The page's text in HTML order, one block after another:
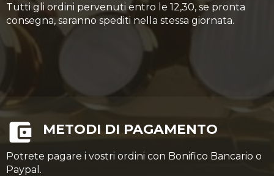
Tutti gli ordini pervenuti entro le 12,30, se pronta
consegna, saranno spediti nella stessa giornata.
METODI DI PAGAMENTO
Potrete pagare i vostri ordini con Bonifico Bancario o
Paypal.